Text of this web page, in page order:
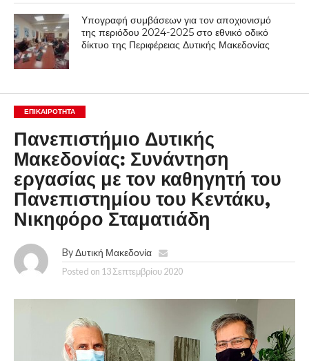
Υπογραφή συμβάσεων για τον αποχιονισμό
της περιόδου 2024-2025 στο εθνικό οδικό
δίκτυο της Περιφέρειας Δυτικής Μακεδονίας
ΕΠΙΚΑΙΡΟΤΗΤΑ
Πανεπιστήμιο Δυτικής
Μακεδονίας: Συνάντηση
εργασίας με τον καθηγητή του
Πανεπιστημίου του Κεντάκυ,
Νικηφόρο Σταματιάδη
By Δυτική Μακεδονία
Posted on 13 Σεπτεμβρίου 2020